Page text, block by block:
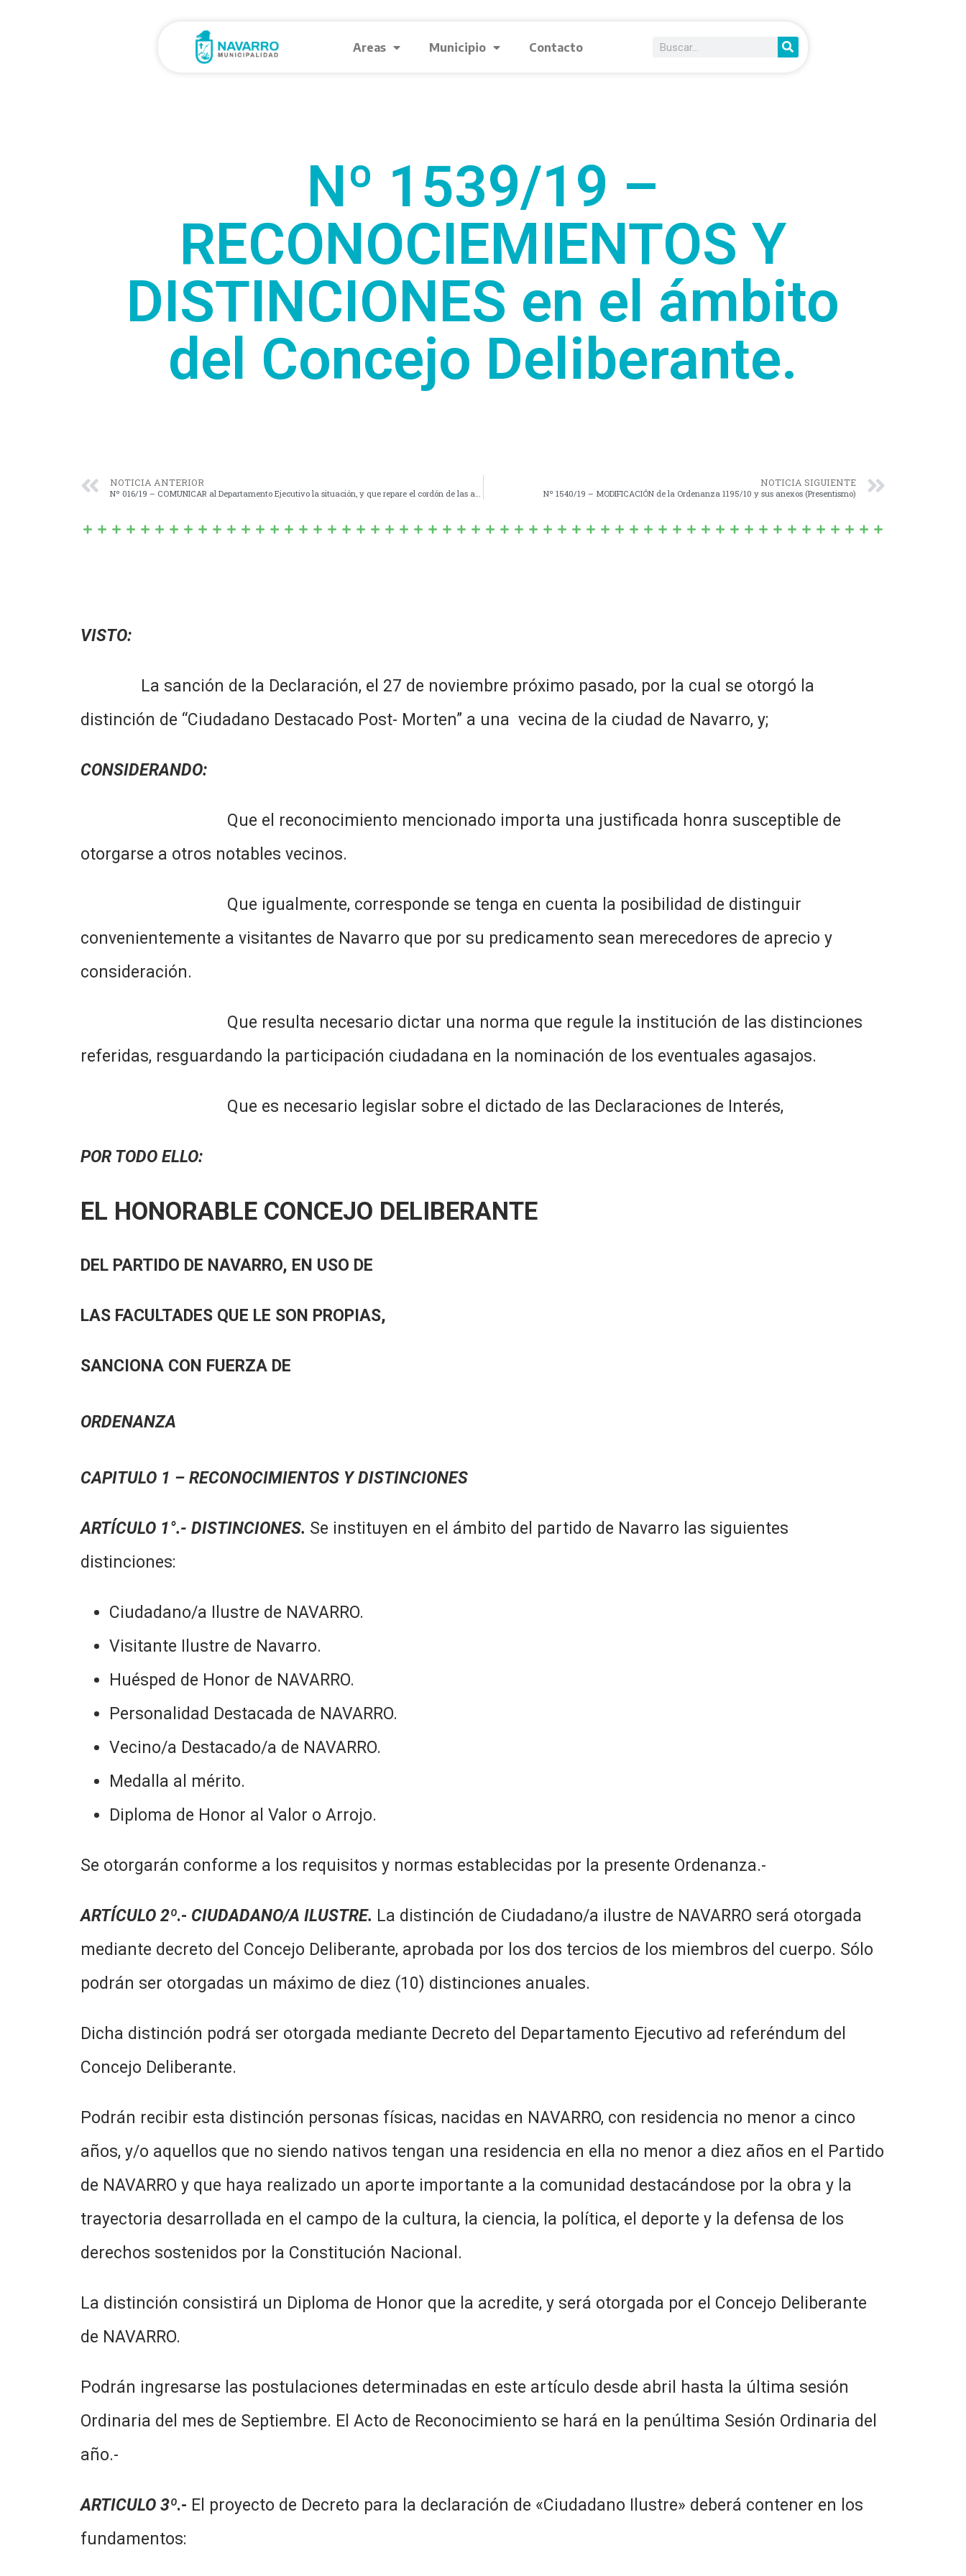
Areas Municipio Contacto
Nº 1539/19 –
RECONOCIEMIENTOS Y
DISTINCIONES en el ámbito
del Concejo Deliberante.
NOTICIA ANTERIOR NOTICIA SIGUIENTE
Nº 1540/19 – MODIFICACIÓN de la Ordenanza 1195/10 y sus anexos (Presentismo)
VISTO:
La sanción de la Declaración, el 27 de noviembre próximo pasado, por la cual se otorgó la
distinción de “Ciudadano Destacado Post- Morten” a una vecina de la ciudad de Navarro, y;
CONSIDERANDO:
Que el reconocimiento mencionado importa una justificada honra susceptible de
otorgarse a otros notables vecinos.
Que igualmente, corresponde se tenga en cuenta la posibilidad de distinguir
convenientemente a visitantes de Navarro que por su predicamento sean merecedores de aprecio y
consideración.
Que resulta necesario dictar una norma que regule la institución de las distinciones
referidas, resguardando la participación ciudadana en la nominación de los eventuales agasajos.
Que es necesario legislar sobre el dictado de las Declaraciones de Interés,
POR TODO ELLO:
EL HONORABLE CONCEJO DELIBERANTE
DEL PARTIDO DE NAVARRO, EN USO DE
LAS FACULTADES QUE LE SON PROPIAS,
SANCIONA CON FUERZA DE
ORDENANZA
CAPITULO 1 – RECONOCIMIENTOS Y DISTINCIONES
ARTÍCULO 1°.- DISTINCIONES. Se instituyen en el ámbito del partido de Navarro las siguientes
distinciones:
Ciudadano/a Ilustre de NAVARRO.
Visitante Ilustre de Navarro.
Huésped de Honor de NAVARRO.
Personalidad Destacada de NAVARRO.
Vecino/a Destacado/a de NAVARRO.
Medalla al mérito.
Diploma de Honor al Valor o Arrojo.
Se otorgarán conforme a los requisitos y normas establecidas por la presente Ordenanza.-
ARTÍCULO 2º.- CIUDADANO/A ILUSTRE. La distinción de Ciudadano/a ilustre de NAVARRO será otorgada
mediante decreto del Concejo Deliberante, aprobada por los dos tercios de los miembros del cuerpo. Sólo
podrán ser otorgadas un máximo de diez (10) distinciones anuales.
Dicha distinción podrá ser otorgada mediante Decreto del Departamento Ejecutivo ad referéndum del
Concejo Deliberante.
Podrán recibir esta distinción personas físicas, nacidas en NAVARRO, con residencia no menor a cinco
años, y/o aquellos que no siendo nativos tengan una residencia en ella no menor a diez años en el Partido
de NAVARRO y que haya realizado un aporte importante a la comunidad destacándose por la obra y la
trayectoria desarrollada en el campo de la cultura, la ciencia, la política, el deporte y la defensa de los
derechos sostenidos por la Constitución Nacional.
La distinción consistirá un Diploma de Honor que la acredite, y será otorgada por el Concejo Deliberante
de NAVARRO.
Podrán ingresarse las postulaciones determinadas en este artículo desde abril hasta la última sesión
Ordinaria del mes de Septiembre. El Acto de Reconocimiento se hará en la penúltima Sesión Ordinaria del
año.-
ARTICULO 3º.- El proyecto de Decreto para la declaración de «Ciudadano Ilustre» deberá contener en los
fundamentos: